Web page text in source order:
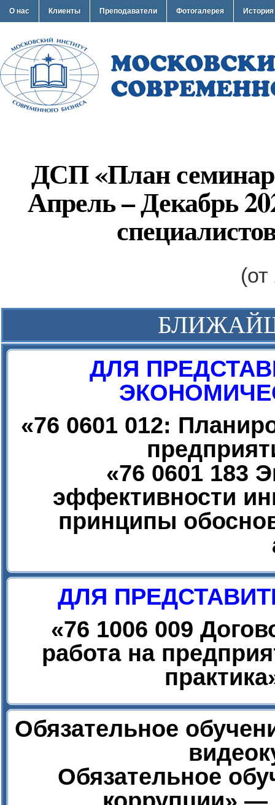
О нас Клиенты Преподаватели Фотогалерея История
ДСП «План
Апрель – Декабрь
ДЛЯ
«76 0601 012:
«76 0601 183
эффективности
принципы
ДЛЯ
«76 1006 009
работа на
практика
Обязательное
Обязательное